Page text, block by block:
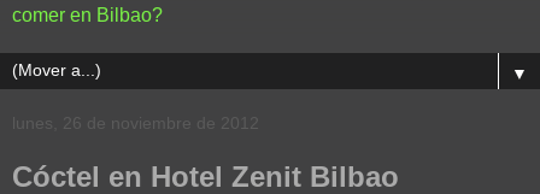
comer en Bilbao?
▼
lunes, 26 de noviembre de 2012
Cóctel en Hotel Zenit Bilbao